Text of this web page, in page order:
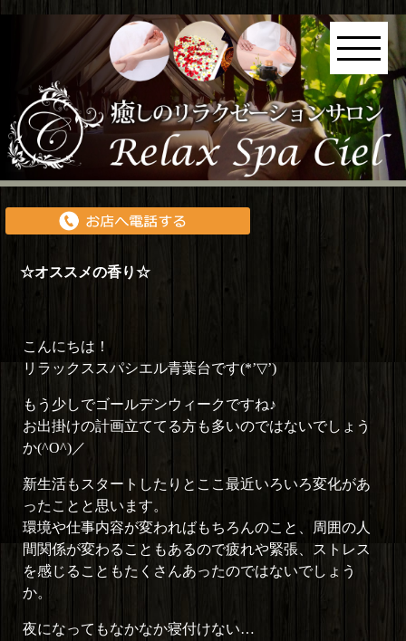
☆オススメの香り☆
こんにちは！
リラックススパシエル青葉台です(*’▽’)
もう少しでゴールデンウィークですね♪
お出掛けの計画立ててる方も多いのではないでしょう
か(^O^)／
新生活もスタートしたりとここ最近いろいろ変化があ
ったことと思います。
環境や仕事内容が変わればもちろんのこと、周囲の人
間関係が変わることもあるので疲れや緊張、ストレス
を感じることもたくさんあったのではないでしょう
か。
夜になってもなかなか寝付けない…